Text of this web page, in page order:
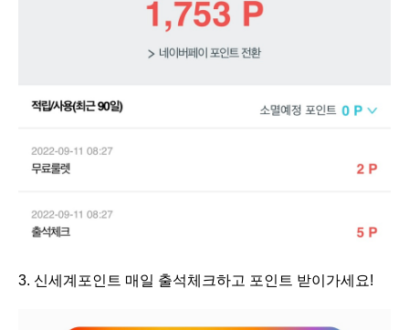
3. 신세계포인트 매일 출석체크하고 포인트 받이가세요!